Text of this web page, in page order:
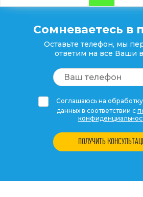
Сомневаетесь в
Оставьте телефон, мы
ответим на все Ваши
Соглашаюсь на
данных в соответствии с
ПОЛУЧИТЬ